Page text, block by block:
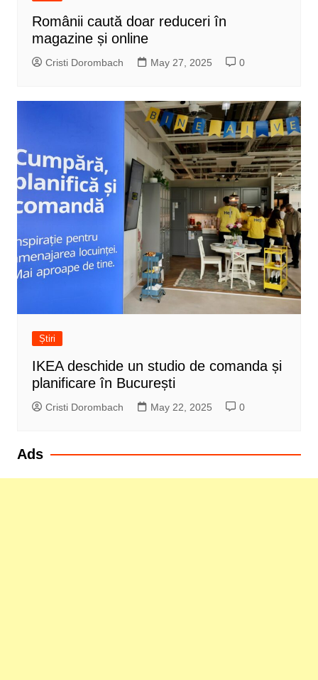
Românii caută doar reduceri în
magazine și online
Cristi Dorombach May 27, 2025 0
Știri
IKEA deschide un studio de comanda și
planificare în București
Cristi Dorombach May 22, 2025 0
Ads